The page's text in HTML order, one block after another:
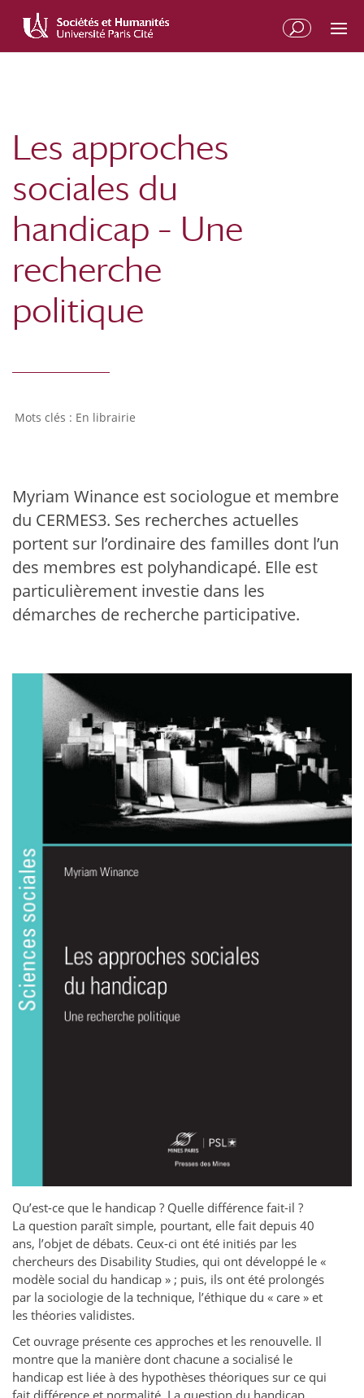
contenu
Les approches
sociales du
handicap – Une
recherche
politique
En librairie
Myriam Winance est sociologue et membre
du CERMES3. Ses recherches actuelles
portent sur l’ordinaire des familles dont l’un
des membres est polyhandicapé. Elle est
particulièrement investie dans les
démarches de recherche participative.
Qu’est-ce que le handicap ? Quelle différence fait-il ?
La question paraît simple, pourtant, elle fait depuis 40
ans, l’objet de débats. Ceux-ci ont été initiés par les
chercheurs des Disability Studies, qui ont développé le «
modèle social du handicap » ; puis, ils ont été prolongés
par la sociologie de la technique, l’éthique du « care » et
les théories validistes.
Cet ouvrage présente ces approches et les renouvelle. Il
montre que la manière dont chacune a socialisé le
handicap est liée à des hypothèses théoriques sur ce qui
fait différence et normalité. La question du handicap